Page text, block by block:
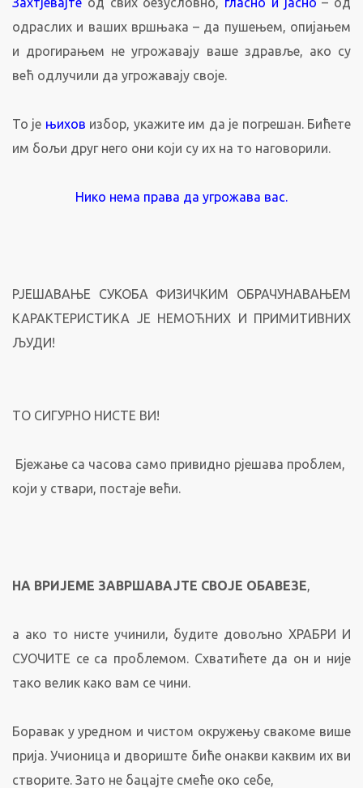
одраслих и ваших вршњака – да пушењем, опијањем
и дрогирањем не угрожавају ваше здравље, ако су
већ одлучили да угрожавају своје.
То је њихов избор, укажите им да је погрешан. Бићете
им бољи друг него они који су их на то наговорили.
Нико нема права да угрожава вас.
РЈЕШАВАЊЕ СУКОБА ФИЗИЧКИМ ОБРАЧУНАВАЊЕМ
КАРАКТЕРИСТИКА ЈЕ НЕМОЋНИХ И ПРИМИТИВНИХ
ЉУДИ!
ТО СИГУРНО НИСТЕ ВИ!
Бјежање са часова само привидно рјешава проблем,
који у ствари, постаје већи.
НА ВРИЈЕМЕ ЗАВРШАВАЈТЕ СВОЈЕ ОБАВЕЗЕ,
а ако то нисте учинили, будите довољно ХРАБРИ И
СУОЧИТЕ се са проблемом. Схватићете да он и није
тако велик како вам се чини.
Боравак у уредном и чистом окружењу свакоме више
прија. Учионица и двориште биће онакви каквим их ви
створите. Зато не бацајте смеће око себе,